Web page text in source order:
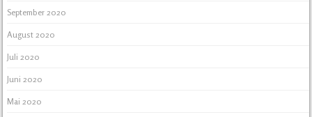
September 2020
August 2020
Juli 2020
Juni 2020
Mai 2020